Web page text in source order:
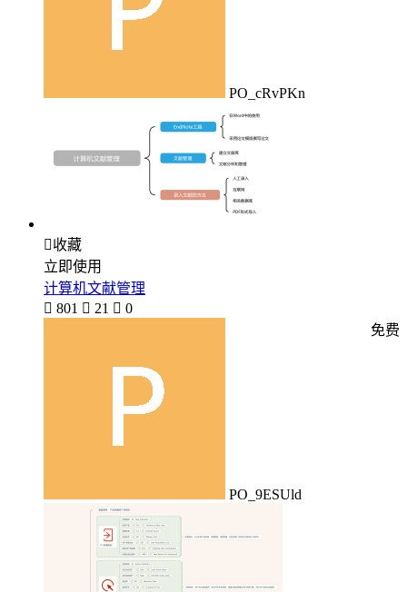
PO_cRvPKn
收藏
立即使用
计算机文献管理
 801  21  0
PO_9ESUld
免费